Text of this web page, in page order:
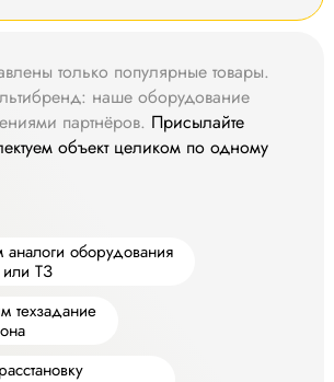
только популярные товары.
наше оборудование
партнёров. Присылайте
объект целиком по одному
оборудования
или ТЗ
техзадание